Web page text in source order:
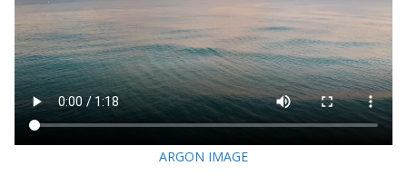
ARGON IMAGE